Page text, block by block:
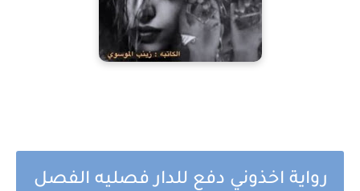
رواية اخذوني دفع للدار فصليه الفصل